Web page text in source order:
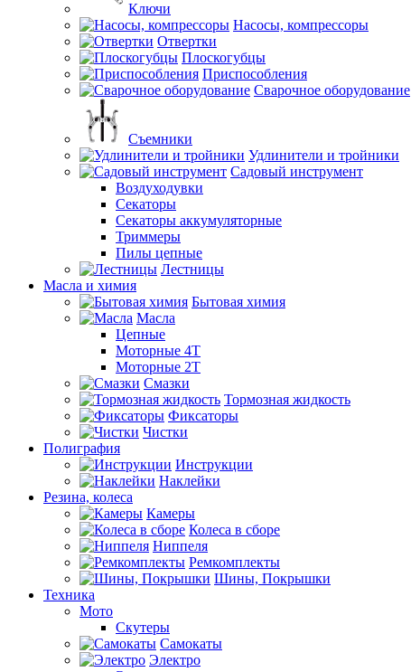
Ключи
Насосы, компрессоры
Отвертки
Плоскогубцы
Приспособления
Сварочное оборудование
Съемники
Удлинители и тройники
Садовый инструмент
Воздуходувки
Секаторы
Секаторы аккумуляторные
Триммеры
Пилы цепные
Лестницы
Масла и химия
Бытовая химия
Масла
Цепные
Моторные 4Т
Моторные 2Т
Смазки
Тормозная жидкость
Фиксаторы
Чистки
Полиграфия
Инструкции
Наклейки
Резина, колеса
Камеры
Колеса в сборе
Ниппеля
Ремкомплекты
Шины, Покрышки
Техника
Мото
Скутеры
Самокаты
Электро